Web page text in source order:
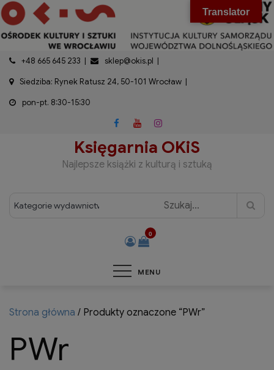
treści
Skip
to
content
+48 665 645 233
sklep@okis.pl
Siedziba: Rynek Ratusz 24, 50-101 Wrocław
pon-pt. 8:30-15:30
Księgarnia OKiS
Najlepsze książki z kulturą i sztuką
0
MENU
Strona główna / Produkty oznaczone “PWr”
PWr
Translator